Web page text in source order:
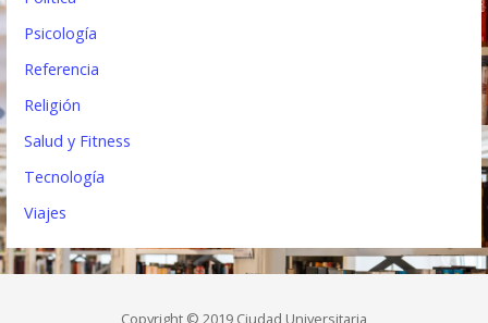
Psicología
Referencia
Religión
Salud y Fitness
Tecnología
Viajes
Copyright © 2019 Ciudad Universitaria